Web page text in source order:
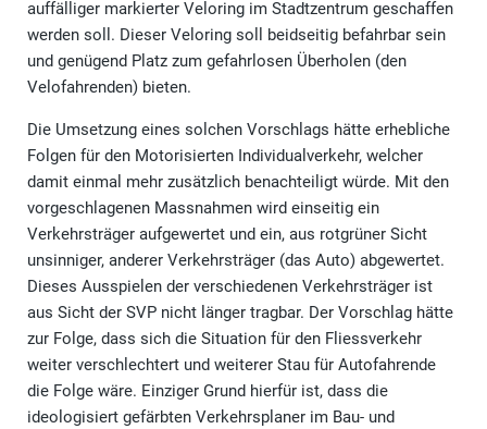
auffälliger markierter Veloring im Stadtzentrum geschaffen
werden soll. Dieser Veloring soll beidseitig befahrbar sein
und genügend Platz zum gefahrlosen Überholen (den
Velofahrenden) bieten.
Die Umsetzung eines solchen Vorschlags hätte erhebliche
Folgen für den Motorisierten Individualverkehr, welcher
damit einmal mehr zusätzlich benachteiligt würde. Mit den
vorgeschlagenen Massnahmen wird einseitig ein
Verkehrsträger aufgewertet und ein, aus rotgrüner Sicht
unsinniger, anderer Verkehrsträger (das Auto) abgewertet.
Dieses Ausspielen der verschiedenen Verkehrsträger ist
aus Sicht der SVP nicht länger tragbar. Der Vorschlag hätte
zur Folge, dass sich die Situation für den Fliessverkehr
weiter verschlechtert und weiterer Stau für Autofahrende
die Folge wäre. Einziger Grund hierfür ist, dass die
ideologisiert gefärbten Verkehrsplaner im Bau- und